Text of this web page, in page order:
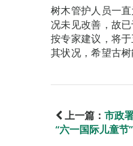
树木管护人员一
况未见改善，故
按专家建议，将
其状况，希望古树
上一篇： 市政
“六一国际儿童节”